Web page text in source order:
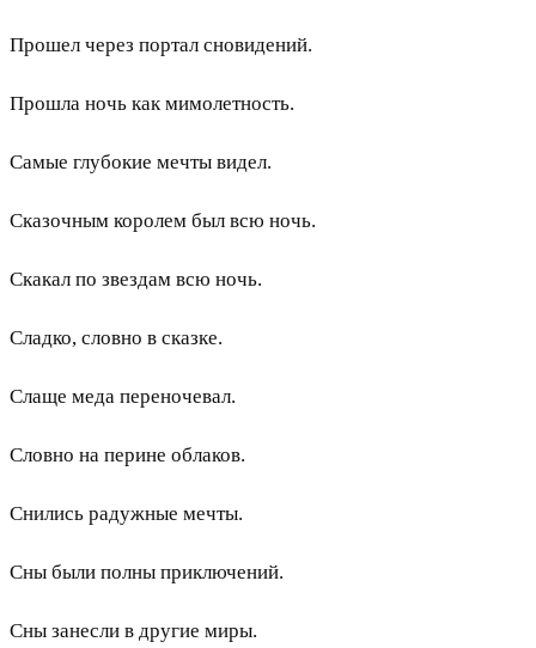
Прошел через портал сновидений.
Прошла ночь как мимолетность.
Самые глубокие мечты видел.
Сказочным королем был всю ночь.
Скакал по звездам всю ночь.
Сладко, словно в сказке.
Слаще меда переночевал.
Словно на перине облаков.
Снились радужные мечты.
Сны были полны приключений.
Сны занесли в другие миры.